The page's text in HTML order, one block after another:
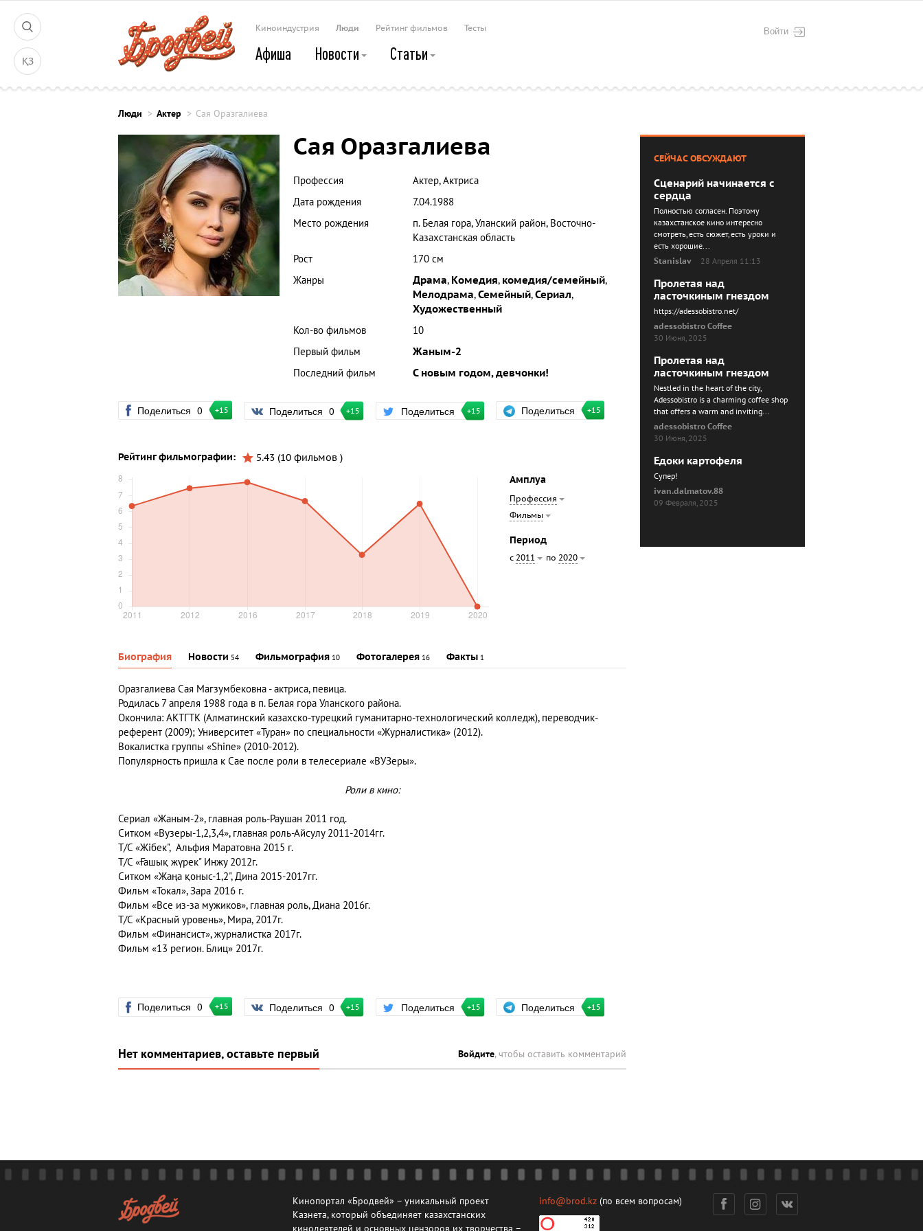
ҚЗ
Войти
Киноиндустрия Люди Рейтинг фильмов Тесты
Афиша Новости Статьи
Люди Актер Сая Оразгалиева
Сая Оразгалиева
Профессия
Актер, Актриса
Дата рождения
7.04.1988
Место рождения
п. Белая гора, Уланский район, Восточно-
Казахстанская область
Рост
170 см
Жанры
Драма, Комедия, комедия/семейный,
Мелодрама,Семейный,Сериал,
Художественный
Кол-во фильмов
10
Первый фильм
Жаным-2
Последний фильм
С новым годом, девчонки!
Поделиться 0 +15 Поделиться 0 +15 Поделиться +15 Поделиться +15
Рейтинг фильмографии:
5.43 (10 фильмов )
Амплуа
Профессия
Фильмы
Период
с 2011 по 2020
Биография Новости 54 Фильмография 10 Фотогалерея 16 Факты 1
Оразгалиева Сая Магзумбековна -актриса, певица.
Родилась 7 апреля 1988 года в п. Белая гора Уланского района.
Окончила: АКТГТК (Алматинский казахско-турецкий гуманитарно-технологический колледж), переводчик-
референт (2009); Университет «Туран» по специальности «Журналистика» (2012).
Вокалистка группы «Shine» (2010-2012).
Популярность пришла к Сае после роли в телесериале «ВУЗеры».
Роли в кино:
Сериал «Жаным-2», главная роль-Раушан 2011 год.
Ситком «Вузеры-1,2,3,4», главная роль-Айсулу 2011-2014гг.
Т/С «Жібек", Альфия Маратовна 2015 г.
Т/С «Ғашық жүрек" Инжу 2012г.
Ситком «Жаңа қоныс-1,2", Дина 2015-2017гг.
Фильм «Токал», Зара 2016 г.
Фильм «Все из-за мужиков», главная роль, Диана 2016г.
Т/С «Красный уровень», Мира, 2017г.
Фильм «Финансист», журналистка 2017г.
Фильм «13 регион. Блиц» 2017г.
Поделиться 0 +15 Поделиться 0 +15 Поделиться +15 Поделиться +15
Нет комментариев, оставьте первый Войдите, чтобы оставить комментарий
СЕЙЧАС ОБСУЖДАЮТ
Сценарий начинается с
сердца
Полностью согласен. Поэтому
казахстанское кино интересно
смотреть, есть сюжет, есть уроки и
есть хорошие...
Stanislav
28 Апреля 11:13
Пролетая над
ласточкиным гнездом
https://adessobistro.net/
adessobistro Coffee
30 Июня, 2025
Пролетая над
ласточкиным гнездом
Nestled in the heart of the city,
Adessobistro is a charming coffee shop
that offers a warm and inviting...
adessobistro Coffee
30 Июня, 2025
Едоки картофеля
Cупер!
ivan.dalmatov.88
09 Февраля, 2025
Кинопортал «Бродвей» – уникальный проект
Казнета, который объединяет казахстанских
кинодеятелей и основных цензоров их творчества –
info@brod.kz (по всем вопросам)